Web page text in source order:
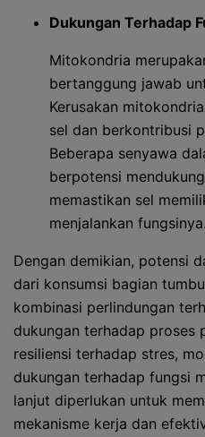
Dukungan Terhadap
Mitokondria
bertanggung jawab
Kerusakan
sel dan berkontribusi
Beberapa senyawa
berpotensi
memastikan sel
menjalankan fungsinya.
Dengan demikian, potensi
dari konsumsi bagian
kombinasi perlindungan
dukungan terhadap proses
resiliensi terhadap stres,
dukungan terhadap fungsi
lanjut diperlukan untuk
mekanisme kerja dan